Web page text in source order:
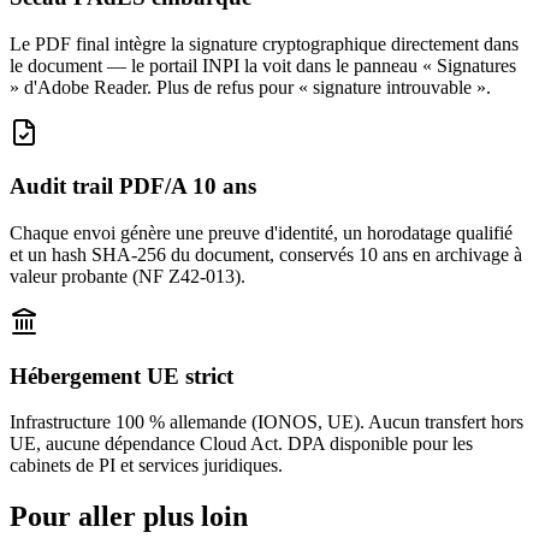
Le PDF final intègre la signature cryptographique directement dans
le document — le portail INPI la voit dans le panneau « Signatures
» d'Adobe Reader. Plus de refus pour « signature introuvable ».
Audit trail PDF/A 10 ans
Chaque envoi génère une preuve d'identité, un horodatage qualifié
et un hash SHA-256 du document, conservés 10 ans en archivage à
valeur probante (NF Z42-013).
Hébergement UE strict
Infrastructure 100 % allemande (IONOS, UE). Aucun transfert hors
UE, aucune dépendance Cloud Act. DPA disponible pour les
cabinets de PI et services juridiques.
Pour aller plus loin